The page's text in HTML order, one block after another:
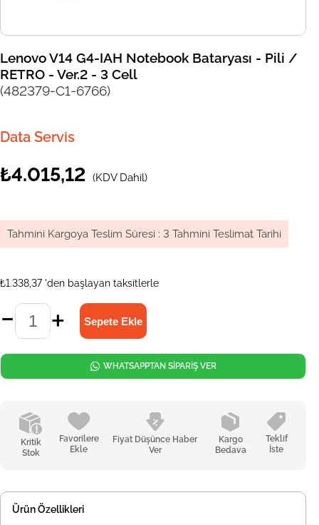
Lenovo V14 G4-IAH Notebook Bataryası - Pili /
RETRO - Ver.2 - 3 Cell
(482379-C1-6766)
Data Servis
₺4.015,12 (KDV Dahil)
Tahmini Kargoya Teslim Süresi : 3 Tahmini Teslimat Tarihi
₺1.338,37 'den başlayan taksitlerle
Kritik
Stok
Favorilere
Ekle
Fiyat Düşünce Haber
Ver
Kargo
Bedava
Teklif
İste
WHATSAPPTAN SİPARİŞ VER
Ürün Özellikleri